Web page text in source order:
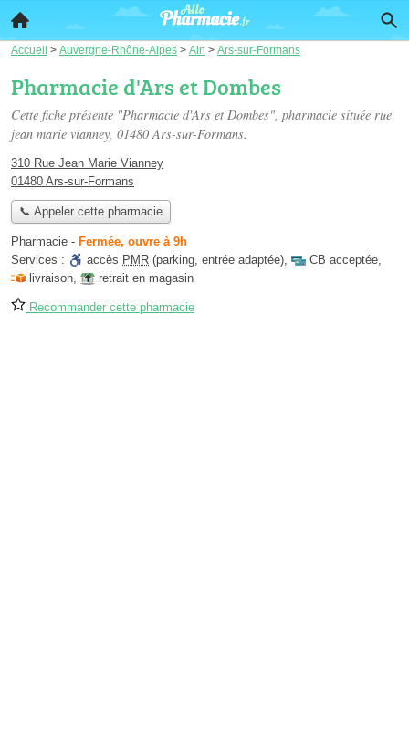
Accueil > Auvergne-Rhône-Alpes > Ain > Ars-sur-Formans
Pharmacie d'Ars et Dombes
Cette fiche présente "Pharmacie d'Ars et Dombes", pharmacie située rue
jean marie vianney, 01480 Ars-sur-Formans.
310 Rue Jean Marie Vianney
01480 Ars-sur-Formans
📞 Appeler cette pharmacie
Pharmacie - Fermée, ouvre à 9h
Services :
accès PMR (parking, entrée adaptée), CB acceptée,
livraison, retrait en magasin
Recommander cette pharmacie